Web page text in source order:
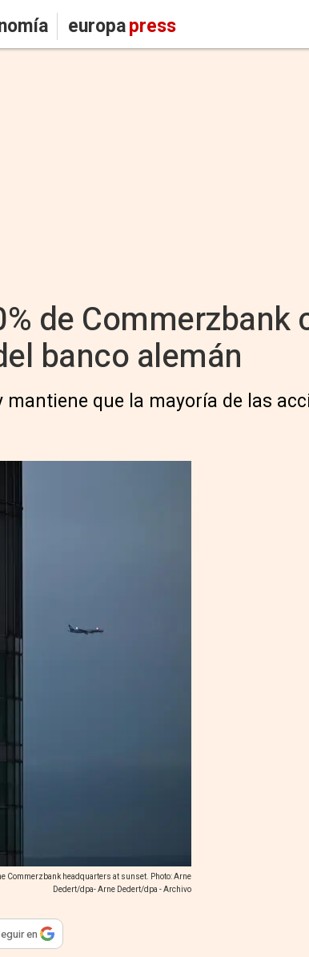
europapress
de Commerzbank
banco alemán
que la mayoría de las
Commerzbank headquarters at sunset. Photo: Arne
Dedert/dpa- Arne Dedert/dpa - Archivo
compartir
en